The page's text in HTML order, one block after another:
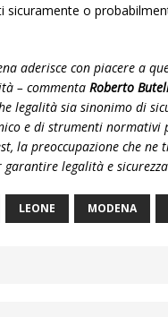
sicuramente o
aderisce con piacere a
– commenta Roberto
legalità sia sinonimo di
e di strumenti
la preoccupazione che ne
legalità e
LEONE MODENA